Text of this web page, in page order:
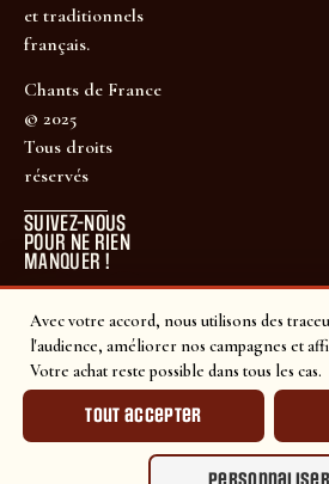
Avec votre accord, nous utilisons des
l'audience, améliorer nos campagnes et
Votre achat reste possible dans tous les cas.
Tout accepter
et traditionnels
français.
Chants de France
© 2025
Tous droits
réservés
SUIVEZ-NOUS
POUR NE RIEN
MANQUER !